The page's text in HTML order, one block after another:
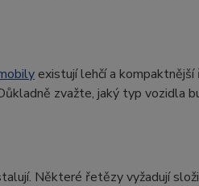
existují lehčí a kompaktnější
zvažte, jaký typ vozidla
Některé řetězy vyžadují